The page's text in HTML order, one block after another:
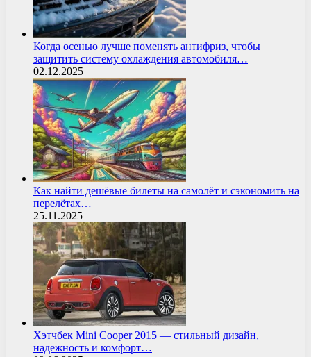
Когда осенью лучше поменять антифриз, чтобы
защитить систему охлаждения автомобиля…
02.12.2025
Как найти дешёвые билеты на самолёт и сэкономить на
перелётах…
25.11.2025
Хэтчбек Mini Cooper 2015 — стильный дизайн,
надежность и комфорт…